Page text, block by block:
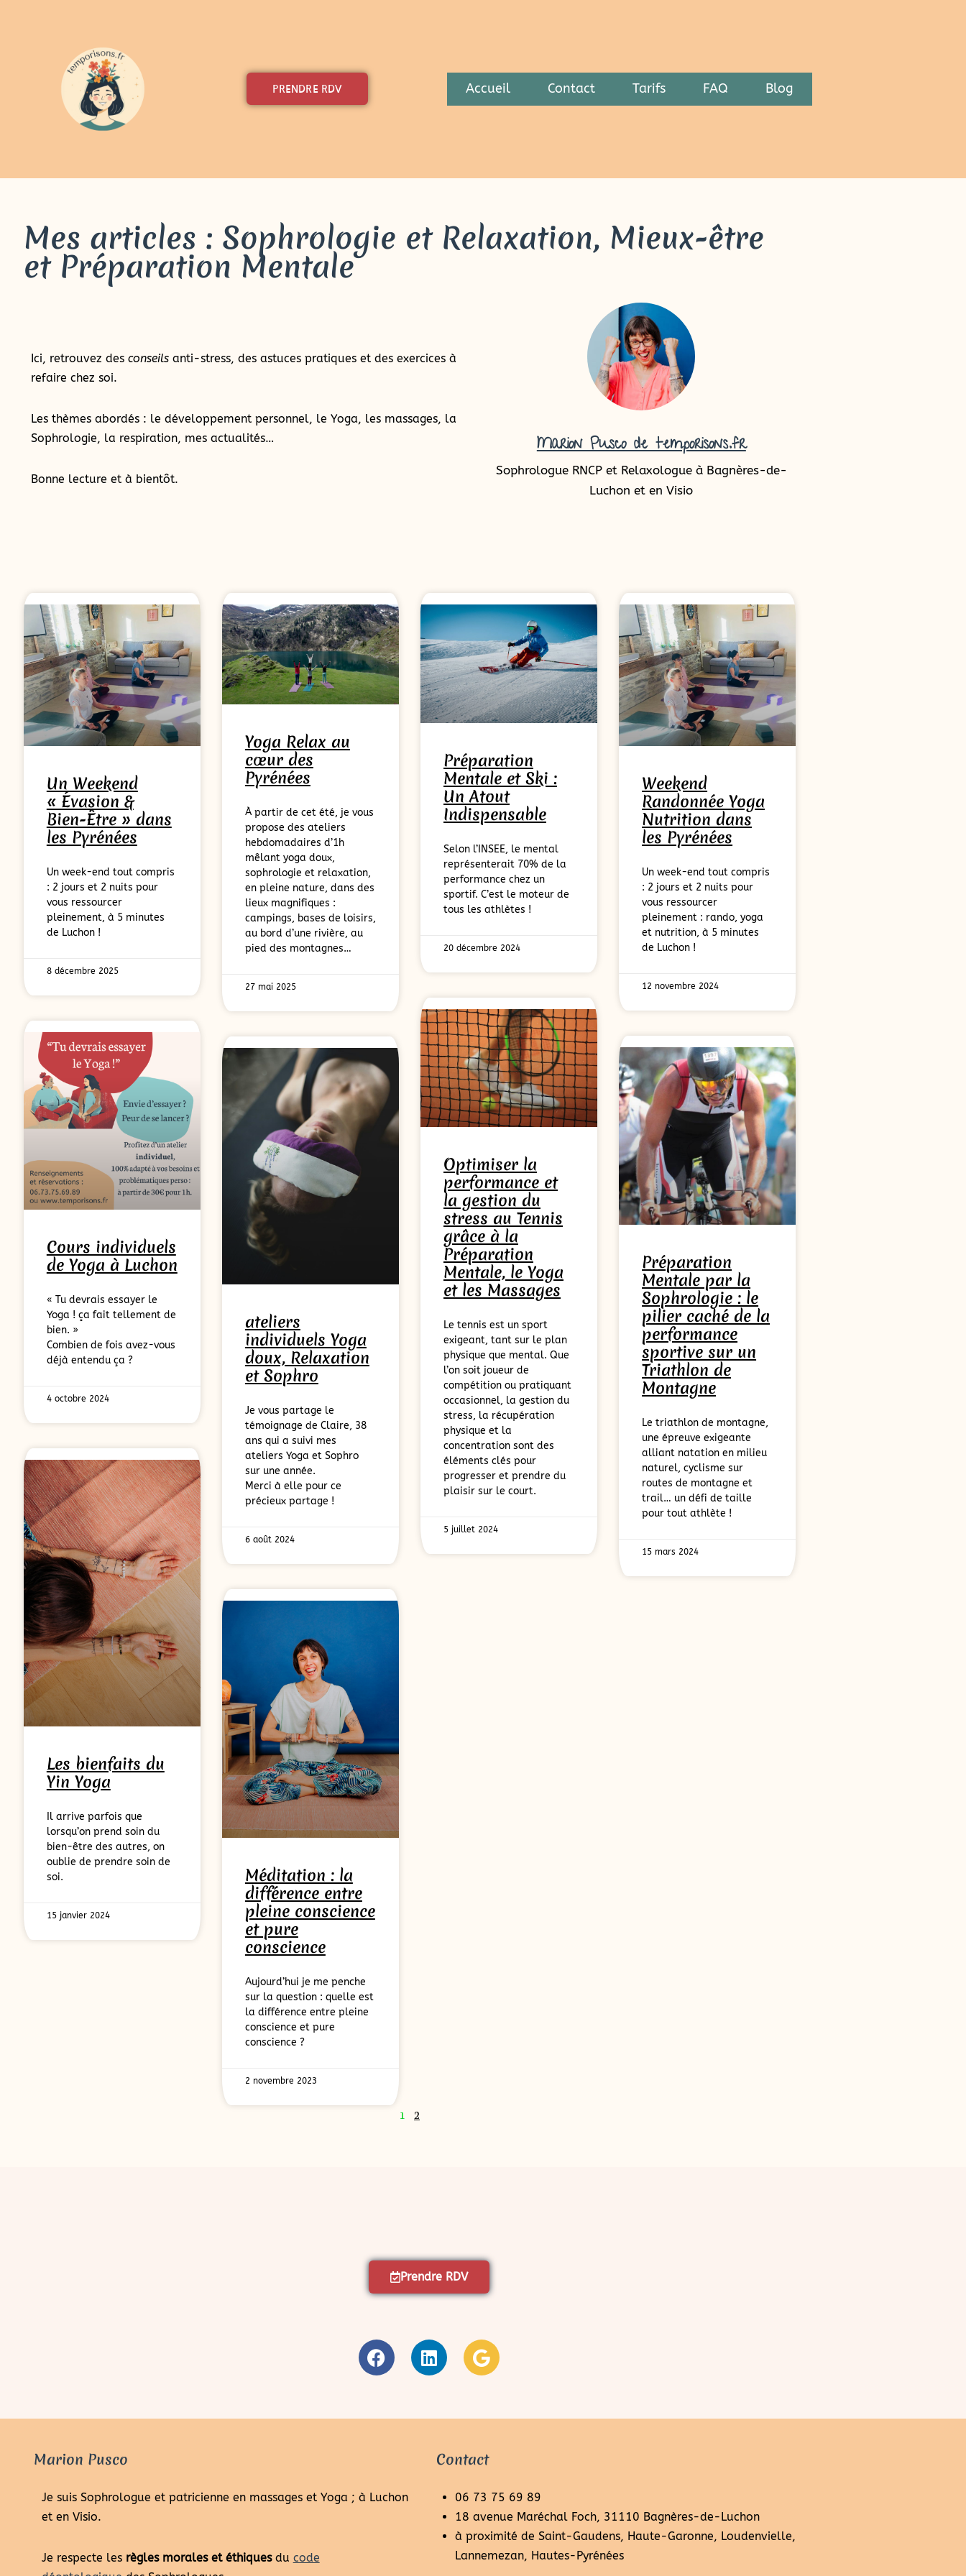
PRENDRE RDV Accueil Contact Tarifs FAQ Blog
Mes articles : Sophrologie et Relaxation, Mieux-être
et Préparation Mentale
Ici, retrouvez des conseilsanti-stress, des astuces pratiques et des exercices à
refaire chez soi.
Les thèmes abordés : le développement personnel, le Yoga, les massages, la
Sophrologie, la respiration, mes actualités…
Bonne lecture et à bientôt.
Marion Pusco de temporisons.fr
Sophrologue RNCP et Relaxologue à Bagnères-de-
Luchon et en Visio
Un Weekend
« Évasion &
Bien-Être » dans
les Pyrénées
Un week-end tout compris
: 2 jours et 2 nuits pour
vous ressourcer
pleinement, à 5 minutes
de Luchon !
8 décembre 2025
Yoga Relax au
cœur des
Pyrénées
À partir de cet été, je vous
propose des ateliers
hebdomadaires d’1h
mêlant yoga doux,
sophrologie et relaxation,
en pleine nature, dans des
lieux magnifiques :
campings, bases de loisirs,
au bord d’une rivière, au
pied des montagnes…
27 mai 2025
Préparation
Mentale et Ski :
Un Atout
Indispensable
Selon l’INSEE, le mental
représenterait 70% de la
performance chez un
sportif. C’est le moteur de
tous les athlètes !
20 décembre 2024
Weekend
Randonnée Yoga
Nutrition dans
les Pyrénées
Un week-end tout compris
: 2 jours et 2 nuits pour
vous ressourcer
pleinement : rando, yoga
et nutrition, à 5 minutes
de Luchon !
12 novembre 2024
Cours individuels
de Yoga à Luchon
« Tu devrais essayer le
Yoga ! ça fait tellement de
bien. »
Combien de fois avez-vous
déjà entendu ça ?
4 octobre 2024
ateliers
individuels Yoga
doux, Relaxation
et Sophro
Je vous partage le
témoignage de Claire, 38
ans qui a suivi mes
ateliers Yoga et Sophro
sur une année.
Merci à elle pour ce
précieux partage !
6 août 2024
Optimiser la
performance et
la gestion du
stress au Tennis
grâce à la
Préparation
Mentale, le Yoga
et les Massages
Le tennis est un sport
exigeant, tant sur le plan
physique que mental. Que
l’on soit joueur de
compétition ou pratiquant
occasionnel, la gestion du
stress, la récupération
physique et la
concentration sont des
éléments clés pour
progresser et prendre du
plaisir sur le court.
5 juillet 2024
Préparation
Mentale par la
Sophrologie : le
pilier caché de la
performance
sportive sur un
Triathlon de
Montagne
Le triathlon de montagne,
une épreuve exigeante
alliant natation en milieu
naturel, cyclisme sur
routes de montagne et
trail… un défi de taille
pour tout athlète !
15 mars 2024
Les bienfaits du
Yin Yoga
Il arrive parfois que
lorsqu’on prend soin du
bien-être des autres, on
oublie de prendre soin de
soi.
15 janvier 2024
Méditation : la
différence entre
pleine conscience
et pure
conscience
Aujourd’hui je me penche
sur la question : quelle est
la différence entre pleine
conscience et pure
conscience ?
2 novembre 2023
1 2
Prendre RDV
Marion Pusco
Je suis Sophrologue et patricienne en massages et Yoga ; à Luchon
et en Visio.
Je respecte les règles morales et éthiquesdu code
Contact
06 73 75 69 89
18 avenue Maréchal Foch, 31110 Bagnères-de-Luchon
à proximité de Saint-Gaudens, Haute-Garonne, Loudenvielle,
Lannemezan, Hautes-Pyrénées